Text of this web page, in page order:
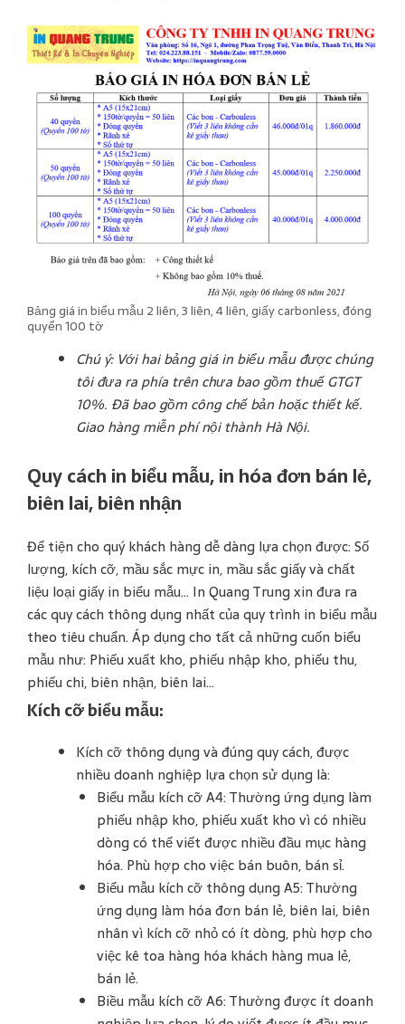
Bảng giá in biểu mẫu 2 liên, 3 liên, 4 liên, giấy carbonless, đóng
quyển 100 tờ
Chú ý: Với hai bảng giá in biểu mẫu được chúng
tôi đưa ra phía trên chưa bao gồm thuế GTGT
10%. Đã bao gồm công chế bản hoặc thiết kế.
Giao hàng miễn phí nội thành Hà Nội.
Quy cách in biểu mẫu, in hóa đơn bán lẻ,
biên lai, biên nhận
Để tiện cho quý khách hàng dễ dàng lựa chọn được: Số
lượng, kích cỡ, mầu sắc mực in, mầu sắc giấy và chất
liệu loại giấy in biểu mẫu… In Quang Trung xin đưa ra
các quy cách thông dụng nhất của quy trình in biểu mẫu
theo tiêu chuẩn. Áp dụng cho tất cả những cuốn biểu
mẫu như: Phiếu xuất kho, phiếu nhập kho, phiếu thu,
phiếu chi, biên nhận, biên lai…
Kích cỡ biểu mẫu:
Kích cỡ thông dụng và đúng quy cách, được
nhiều doanh nghiệp lựa chọn sử dụng là:
Biểu mẫu kích cỡ A4: Thường ứng dụng làm
phiếu nhập kho, phiếu xuất kho vì có nhiều
dòng có thể viết được nhiều đầu mục hàng
hóa. Phù hợp cho việc bán buôn, bán sỉ.
Biểu mẫu kích cỡ thông dụng A5: Thường
ứng dụng làm hóa đơn bán lẻ, biên lai, biên
nhân vì kích cỡ nhỏ có ít dòng, phù hợp cho
việc kê toa hàng hóa khách hàng mua lẻ,
bán lẻ.
Biều mẫu kích cỡ A6: Thường được ít doanh